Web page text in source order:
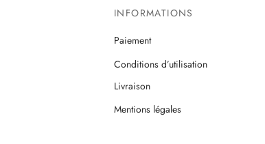
INFORMATIONS
Paiement
Conditions d’utilisation
Livraison
Mentions légales